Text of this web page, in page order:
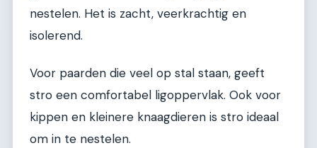
nestelen. Het is zacht, veerkrachtig en
isolerend.
Voor paarden die veel op stal staan, geeft
stro een comfortabel ligoppervlak. Ook voor
kippen en kleinere knaagdieren is stro ideaal
om in te nestelen.